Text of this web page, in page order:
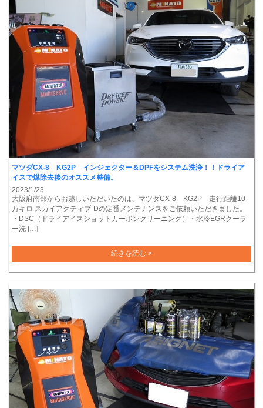
マツダCX-8 KG2P インジェクター＆DPFをシステム洗浄！！ドライア
イスで煤除去後のオススメ整備。
2023/1/23
大阪府南部からお越しいただいたのは、マツダCX-8 KG2P 走行距離10
万キロ スカイアクティブ-Dの定番メンテナンスをご依頼いただきました。
・DSC（ドライアイスショットカーボンクリーニング）・水冷EGRクーラ
ー洗 […]
続きを読む >